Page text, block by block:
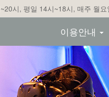
시, 평일 14시~18시, 매주 월요
이용안내